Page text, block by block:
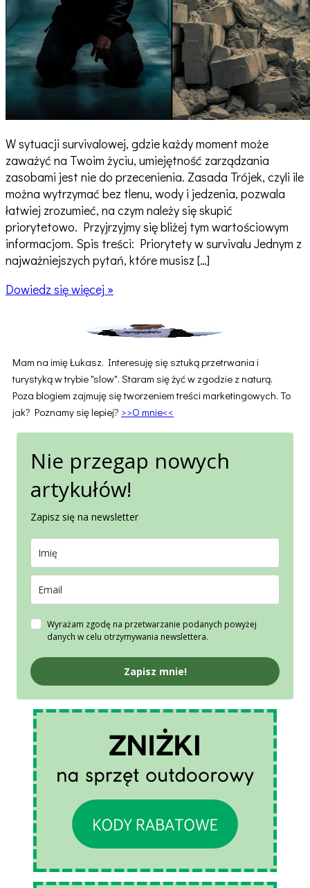
W sytuacji survivalowej, gdzie każdy moment może
zaważyć na Twoim życiu, umiejętność zarządzania
zasobami jest nie do przecenienia. Zasada Trójek, czyli ile
można wytrzymać bez tlenu, wody i jedzenia, pozwala
łatwiej zrozumieć, na czym należy się skupić
priorytetowo. Przyjrzyjmy się bliżej tym wartościowym
informacjom. Spis treści: Priorytety w survivalu Jednym z
najważniejszych pytań, które musisz […]
Ile
wody,
jedzenia
tlenu?
Zasada
Trójek
survivalu
Dowiedz się więcej »
Mam na imię Łukasz. Interesuję się sztuką przetrwania i
turystyką w trybie "slow". Staram się żyć w zgodzie z naturą.
Poza blogiem zajmuję się tworzeniem treści marketingowych. To
jak? Poznamy się lepiej? >>O mnie<<
Nie przegap nowych
artykułów!
Zapisz się na newsletter
Wyrażam zgodę na przetwarzanie podanych powyżej
danych w celu otrzymywania newslettera.
Zapisz mnie!